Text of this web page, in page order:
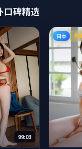
口碑精选
99:03
日本 热